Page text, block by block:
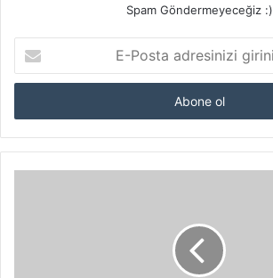
Spam Göndermeyeceğiz :)
Posta
adresinizi